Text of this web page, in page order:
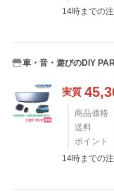
14時までの
車・音・遊びのDIY
実質
商品価格
送料
ポイント
14時までの